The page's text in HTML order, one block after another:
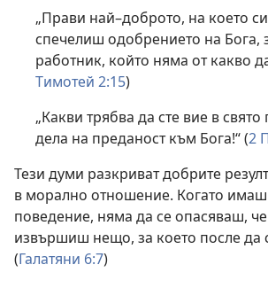
„Прави най–доброто, на което
спечелиш одобрението на Бога,
работник, който няма от какво
Тимотей 2:15)
„Какви трябва да сте вие в
дела на преданост към Бога!“ (2
Тези думи разкриват добрите
в морално отношение. Когато
поведение, няма да се опасяваш,
извършиш нещо, за което после да
(Галатяни 6:7)